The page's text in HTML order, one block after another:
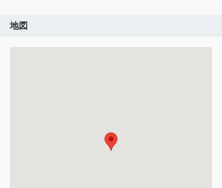
地図